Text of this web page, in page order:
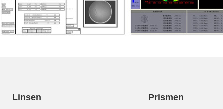
Linsen Prismen